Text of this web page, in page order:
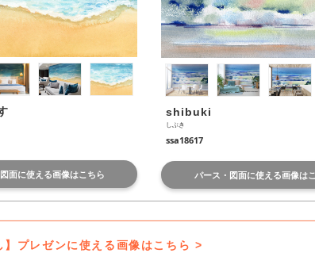
面に使える画像はこちら
shibuki
しぶき
ssa18617
パース・図面に使える画像は
】プレゼンに使える画像はこちら >